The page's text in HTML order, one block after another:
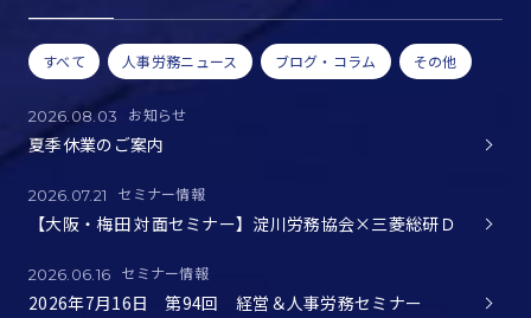
すべて 人事労務ニュース ブログ・コラム その他
2026.08.03 お知らせ
夏季休業のご案内
2026.07.21 セミナー情報
【大阪・梅田 対面セミナー】淀川労務協会×三菱総研Ｄ
2026.06.16 セミナー情報
2026年7月16日 第94回 経営＆人事労務セミナー